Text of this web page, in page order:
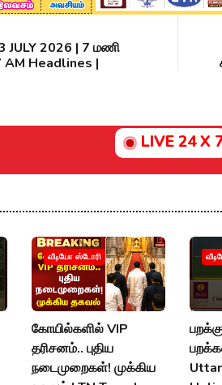
JULY 2026 | 7 மணி
AM Headlines |
LIVE 24 X
வீடியோ ஸ்டோரி
கோயில்களில் VIP
தரிசனம்.. புதிய
நடைமுறைகள்! முக்கிய